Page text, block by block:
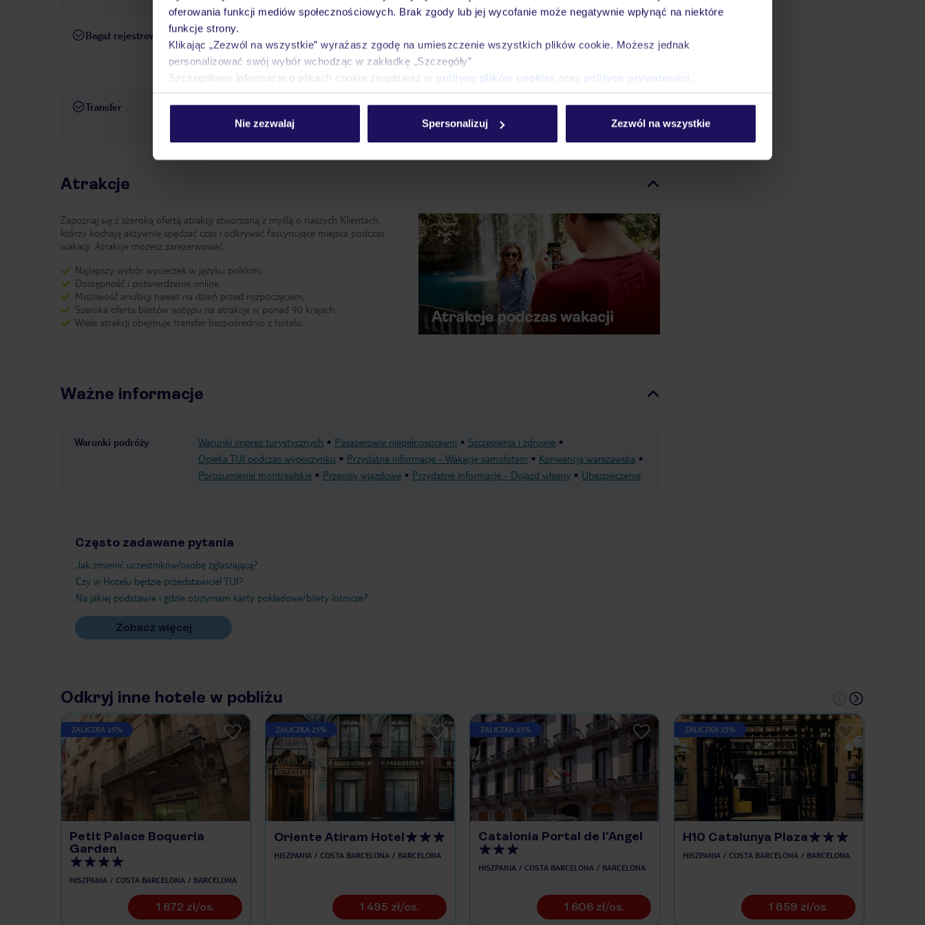
oferowania funkcji mediów społecznościowych. Brak zgody lub jej wycofanie może negatywnie wpłynąć na niektóre
funkcje strony.
Klikając „Zezwól na wszystkie” wyrażasz zgodę na umieszczenie wszystkich plików cookie. Możesz jednak
personalizować swój wybór wchodząc w zakładkę „Szczegóły”
Szczegółowe informacje o plikach cookie znajdziesz w polityce plików cookies oraz polityce prywatności
Nie zezwalaj Spersonalizuj Zezwól na wszystkie
Bagaż rejestrowany
W przypadku zakupu pakietu wraz z przelotem linią Ryanair bagaż rejestrowany jest wliczony w cenę. W
przypadku pakietu z przelotem obsługiwanym przez linię PLL LOT bagaż rejestrowany można dokupić w
kolejnym kroku rezerwacji.
Transfer
Transfer z lotniska i na lotnisko odbywa się we własnym zakresie. Rekomendujemy wypożyczenie samochodu
za pośrednictwemTUI Cars
Atrakcje
Zapoznaj się z szeroką ofertą atrakcji stworzoną z myślą o naszych Klientach,
którzy kochają aktywnie spędzać czas i odkrywać fascynujące miejsca podczas
wakacji. Atrakcje możesz zarezerwować:
Najlepszy wybór wycieczek w języku polskim,
Dostępność i potwierdzenie online,
Możliwość anulacji nawet na dzień przed rozpoczęciem,
Szeroka oferta biletów wstępu na atrakcje w ponad 90 krajach,
Wiele atrakcji obejmuje transfer bezpośrednio z hotelu.
Ważne informacje
Warunki podróży Warunki imprez turystycznych Pasażerowie niepełnosprawni
Szczepienia i zdrowie
Opieka TUI podczas wypoczynku
Przydatne informacje - Wakacje samolotem
Konwencja warszawska
Porozumienie montrealskie
Przepisy wjazdowe Przydatne informacje - Dojazd własny Ubezpieczenie
Często zadawane pytania
Jak zmienić uczestników/osobę zgłaszającą?
Czy w Hotelu będzie przedstawiciel TUI?
Na jakiej podstawie i gdzie otrzymam karty pokładowe/bilety lotnicze?
Zobacz więcej
Odkryj inne hotele w pobliżu
ZALICZKA 25%
Petit Palace Boqueria
Garden
HISZPANIA COSTA BARCELONA BARCELONA
1 672 zł/os.
ZALICZKA 25%
Oriente Atiram Hotel
HISZPANIA COSTA BARCELONA BARCELONA
1 495 zł/os.
ZALICZKA 25%
Catalonia Portal de l'Angel
HISZPANIA COSTA BARCELONA BARCELONA
1 606 zł/os.
ZALICZKA 25%
H10 Catalunya Plaza
HISZPANIA COSTA BARCELONA BARCELONA
1 859 zł/os.